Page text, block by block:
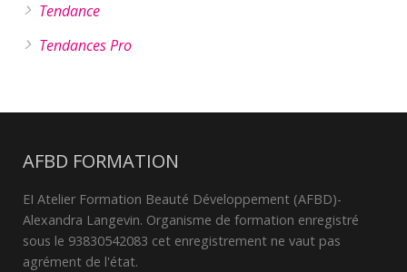
Tendance
Tendances Pro
AFBD FORMATION
EI Atelier Formation Beauté Développement (AFBD)-
Alexandra Langevin. Organisme de formation enregistré
sous le 93830542083 cet enregistrement ne vaut pas
agrément de l'état.